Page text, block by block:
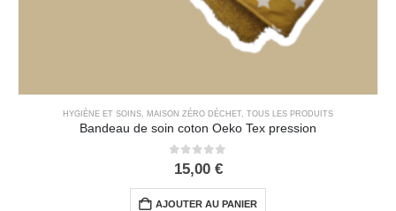
HYGIÈNE ET SOINS, MAISON ZÉRO DÉCHET, TOUS LES PRODUITS
Bandeau de soin coton Oeko Tex pression
0out of 5
15,00 €
AJOUTER AU PANIER